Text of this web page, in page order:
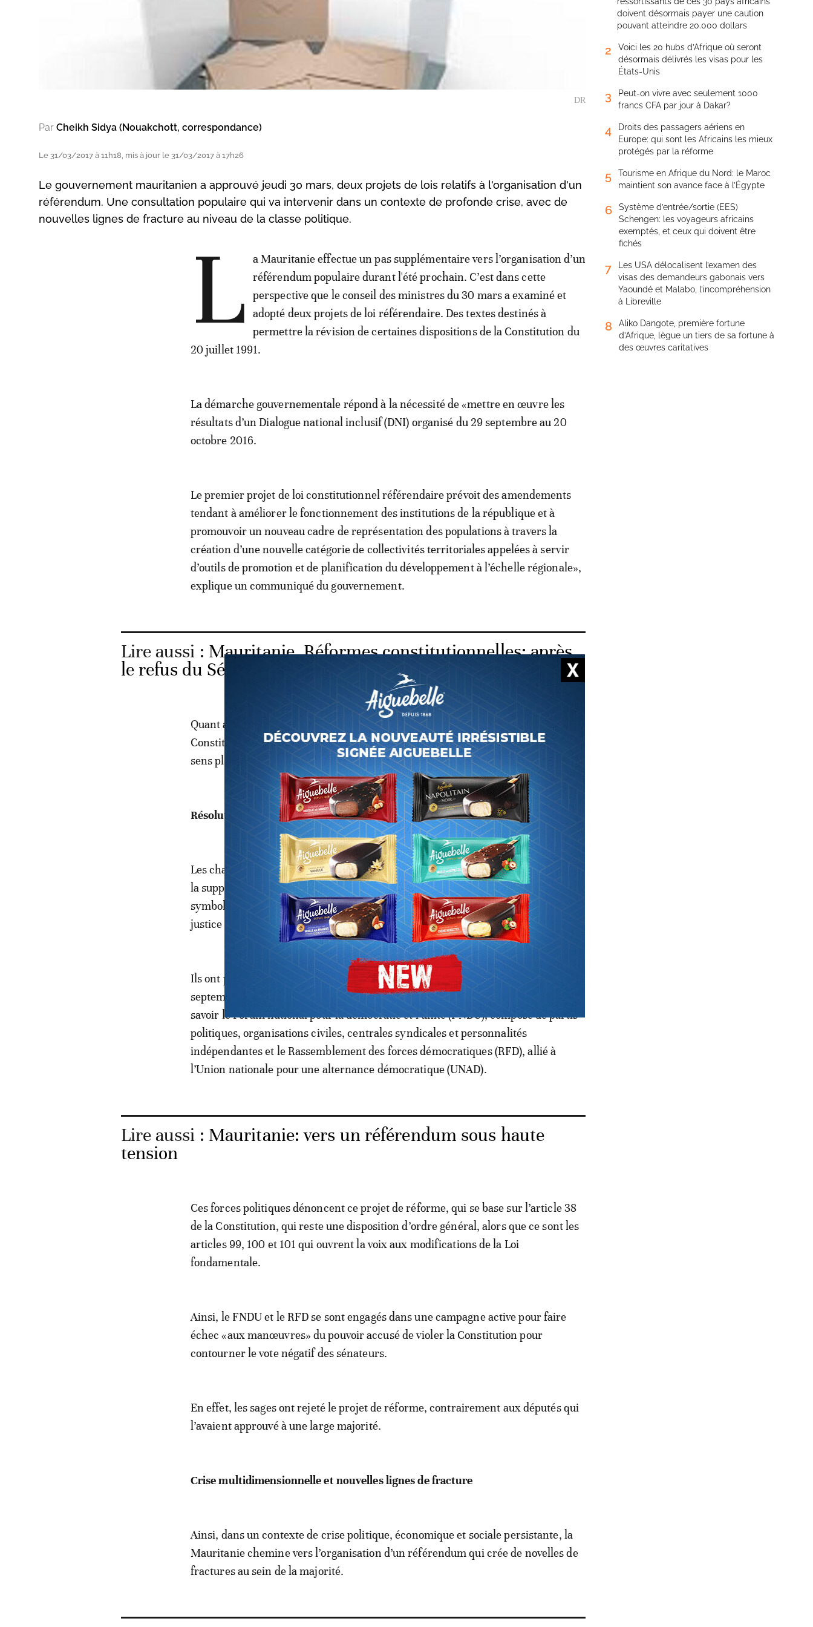
DR
Par Cheikh Sidya (Nouakchott, correspondance)
Le 31/03/2017 à 11h18, mis à jour le 31/03/2017 à 17h26
Le gouvernement mauritanien a approuvé jeudi 30 mars, deux projets de lois relatifs à l'organisation d'un
référendum. Une consultation populaire qui va intervenir dans un contexte de profonde crise, avec de
nouvelles lignes de fracture au niveau de la classe politique.
L
a Mauritanie effectue un pas supplémentaire vers l’organisation d’un
référendum populaire durant l'été prochain. C’est dans cette
perspective que le conseil des ministres du 30 mars a examiné et
adopté deux projets de loi référendaire. Des textes destinés à
permettre la révision de certaines dispositions de la Constitution du
20 juillet 1991.
La démarche gouvernementale répond à la nécessité de «mettre en œuvre les
résultats d’un Dialogue national inclusif (DNI) organisé du 29 septembre au 20
octobre 2016.
Le premier projet de loi constitutionnel référendaire prévoit des amendements
tendant à améliorer le fonctionnement des institutions de la république et à
promouvoir un nouveau cadre de représentation des populations à travers la
création d’une nouvelle catégorie de collectivités territoriales appelées à servir
d’outils de promotion et de planification du développement à l’échelle régionale»,
explique un communiqué du gouvernement.
Lire aussi : Mauritanie. Réformes constitutionnelles: après
le refus du Sénat, Aziz va au référendum
Quant au deuxième projet de loi, «il porte sur la révision de l’article 8 de la
Constitution du 20 juillet 1991 et vise à améliorer l’emblème national dans un
sens plus patriotique».
Résolution d’un dialogue sans le FNDU et le RFD
Les changements prévus par ces réformes constitutionnelles vont se traduire par
la suppression du sénat, la création de conseils régionaux, le changement des
symboles nationaux (drapeau et hymne), la suppression de la Haute cour de
justice (HCJ) et du Haut conseil islamique (HCI).
Ils ont pour base des résolutions adoptées à l’occasion d’un dialogue organisé en
septembre-octobre 2016. Un forum boycotté par l’essentiel de l’opposition, à
savoir le Forum national pour la démocratie et l’unité (FNDU), composé de partis
politiques, organisations civiles, centrales syndicales et personnalités
indépendantes et le Rassemblement des forces démocratiques (RFD), allié à
l’Union nationale pour une alternance démocratique (UNAD).
Lire aussi : Mauritanie: vers un référendum sous haute
tension
Ces forces politiques dénoncent ce projet de réforme, qui se base sur l’article 38
de la Constitution, qui reste une disposition d’ordre général, alors que ce sont les
articles 99, 100 et 101 qui ouvrent la voix aux modifications de la Loi
fondamentale.
Ainsi, le FNDU et le RFD se sont engagés dans une campagne active pour faire
échec «aux manœuvres» du pouvoir accusé de violer la Constitution pour
contourner le vote négatif des sénateurs.
En effet, les sages ont rejeté le projet de réforme, contrairement aux députés qui
l’avaient approuvé à une large majorité.
Crise multidimensionnelle et nouvelles lignes de fracture
Ainsi, dans un contexte de crise politique, économique et sociale persistante, la
Mauritanie chemine vers l’organisation d’un référendum qui crée de novelles de
fractures au sein de la majorité.
doivent désormais payer une caution
pouvant atteindre 20.000 dollars
2
Voici les 20 hubs d’Afrique où seront
désormais délivrés les visas pour les
États-Unis
3
Peut-on vivre avec seulement 1000
francs CFA par jour à Dakar?
4
Droits des passagers aériens en
Europe: qui sont les Africains les mieux
protégés par la réforme
5
Tourisme en Afrique du Nord: le Maroc
maintient son avance face à l’Égypte
6
Système d’entrée/sortie (EES)
Schengen: les voyageurs africains
exemptés, et ceux qui doivent être
fichés
7
Les USA délocalisent l’examen des
visas des demandeurs gabonais vers
Yaoundé et Malabo, l’incompréhension
à Libreville
8
Aliko Dangote, première fortune
d’Afrique, lègue un tiers de sa fortune à
des œuvres caritatives